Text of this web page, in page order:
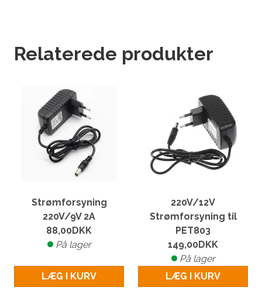
Relaterede produkter
Strømforsyning
220V/9V 2A
88,00DKK
På lager
LÆG I KURV
220V/12V
Strømforsyning til
PET803
149,00DKK
På lager
LÆG I KURV